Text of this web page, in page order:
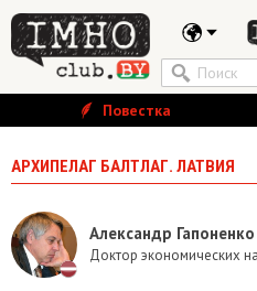
Повестка
АРХИПЕЛАГ БАЛТЛАГ. ЛАТВИЯ
Александр Гапоненко
Доктор экономических